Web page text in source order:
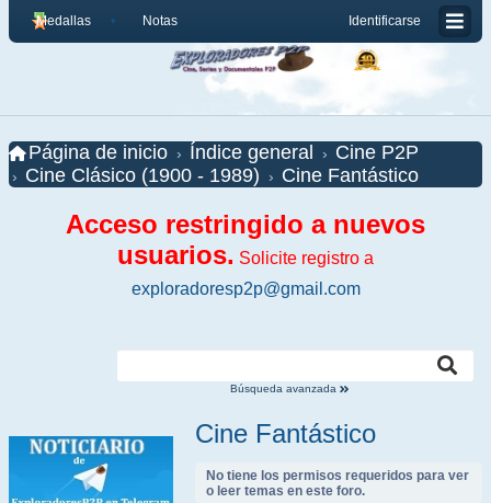
Identificarse
Medallas Notas
Página de inicio Índice general
Cine P2P
Cine Clásico (1900 - 1989)
Cine Fantástico
Acceso restringido a nuevos
usuarios. Solicite registro a
exploradoresp2p@gmail.com
Búsqueda avanzada
Cine Fantástico
No tiene los permisos requeridos para ver
o leer temas en este foro.